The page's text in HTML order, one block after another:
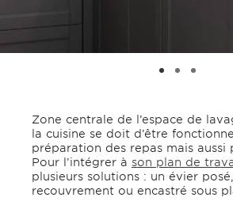
Zone centrale de l’espace de
la cuisine se doit d’être
préparation des repas mais aussi
Pour l’intégrer à son plan de
plusieurs solutions : un évier
recouvrement ou encastré sous